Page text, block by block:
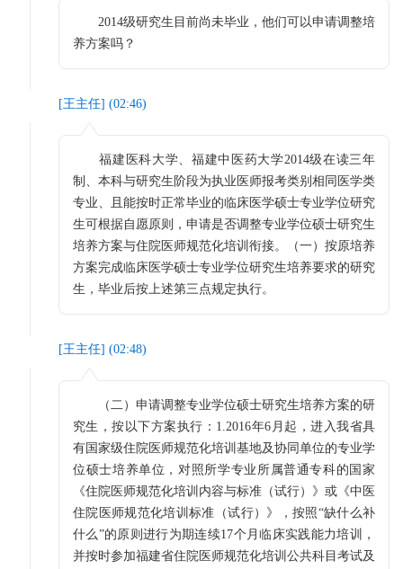
2014级研究生目前尚未毕业，他们可以申请调整培
养方案吗？
[王主任] (02:46)
福建医科大学、福建中医药大学2014级在读三年
制、本科与研究生阶段为执业医师报考类别相同医学类
专业、且能按时正常毕业的临床医学硕士专业学位研究
生可根据自愿原则，申请是否调整专业学位硕士研究生
培养方案与住院医师规范化培训衔接。（一）按原培养
方案完成临床医学硕士专业学位研究生培养要求的研究
生，毕业后按上述第三点规定执行。
[王主任] (02:48)
（二）申请调整专业学位硕士研究生培养方案的研
究生，按以下方案执行：1.2016年6月起，进入我省具
有国家级住院医师规范化培训基地及协同单位的专业学
位硕士培养单位，对照所学专业所属普通专科的国家
《住院医师规范化培训内容与标准（试行）》或《中医
住院医师规范化培训标准（试行）》，按照“缺什么补
什么”的原则进行为期连续17个月临床实践能力培训，
并按时参加福建省住院医师规范化培训公共科目考试及